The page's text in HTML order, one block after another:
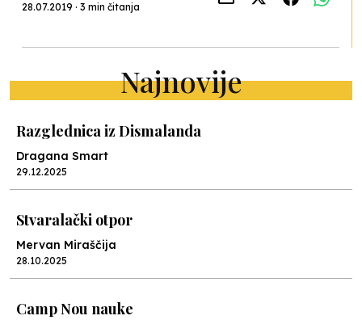
28.07.2019 · 3 min čitanja
Najnovije
Razglednica iz Dismalanda
Dragana Smart
29.12.2025
Stvaralački otpor
Mervan Miraščija
28.10.2025
Camp Nou nauke